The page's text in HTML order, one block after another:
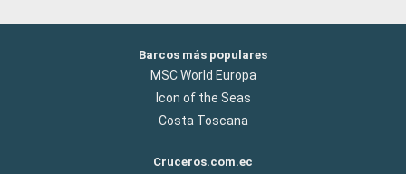
Barcos más populares
MSC World Europa
Icon of the Seas
Costa Toscana
Cruceros.com.ec